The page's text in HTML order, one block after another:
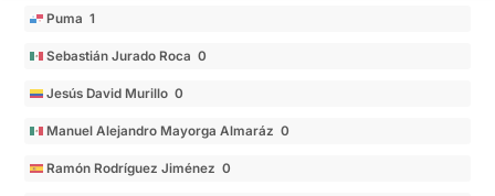
Puma 1
Sebastián Jurado Roca 0
Jesús David Murillo 0
Manuel Alejandro Mayorga Almaráz 0
Ramón Rodríguez Jiménez 0